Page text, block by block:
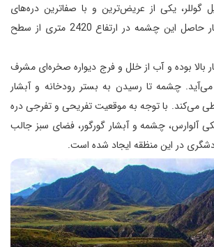
گوللر، یکی از عریض‌ترین و با صفاترین دره‌های
سبلان واقع است. آبشار حاصل این چشمه در ارتفاع 2420 متری از سطح
بوده و آب از خلل و فرج دیواره صخره‌ای مشرف
می‌آید. چشمه تا رسیدن به بستر رودخانه و آبشار
می‌کند. با توجه به موقعیت تفریحی و تفرجی دره
آلوارس، چشمه و آبشار گورگور، فضای سبز جالب
در این منظقه ایجاد شده است.